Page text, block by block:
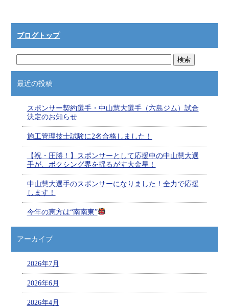
ブログトップ
最近の投稿
スポンサー契約選手・中山慧大選手（六島ジム）試合
決定のお知らせ
施工管理技士試験に2名合格しました！
【祝・圧勝！】スポンサーとして応援中の中山慧大選
手が、ボクシング界を揺るがす大金星！
中山慧大選手のスポンサーになりました！全力で応援
します！
今年の恵方は“南南東”
アーカイブ
2026年7月
2026年6月
2026年4月